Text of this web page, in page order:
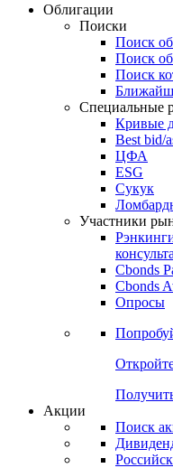
Облигации
Поиски
Поиск
Поиск
Поиск
Специальные
Кривые
Best bid/
ЦФА
ESG
Сукук
Участники
Cbonds
Cbonds
Опросы
Акции
Поиск